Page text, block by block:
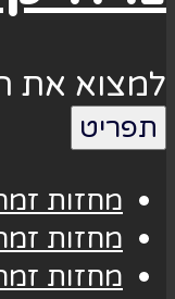
למצוא את
תפריט
מחזות
מחזות זמר
מחזות